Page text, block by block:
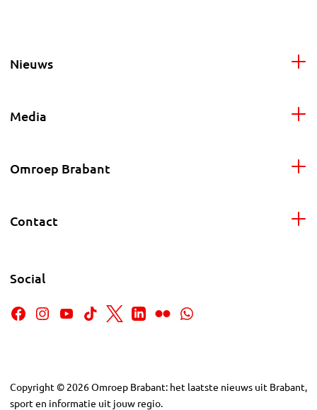
Nieuws
Media
Omroep Brabant
Contact
Social
Copyright © 2026Omroep Brabant: het laatste nieuws uit Brabant,
sport en informatie uit jouw regio.